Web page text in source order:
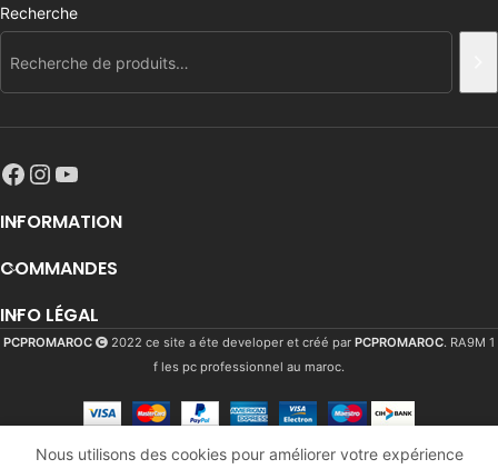
Recherche
INFORMATION
COMMANDES
INFO LÉGAL
PCPROMAROC 2022 ce site a éte developer et créé par PCPROMAROC. RA9M 1
f les pc professionnel au maroc.
Nous utilisons des cookies pour améliorer votre expérience